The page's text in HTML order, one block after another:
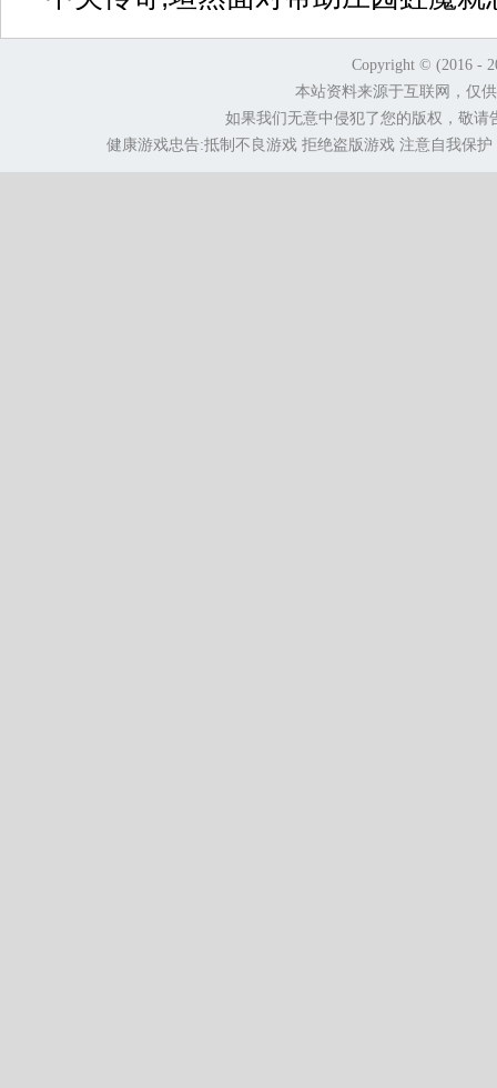
Copyright © (2016 -
本站资料来源于互联网，仅
如果我们无意中侵犯了您的版权，敬
健康游戏忠告:抵制不良游戏 拒绝盗版游戏 注意自我保